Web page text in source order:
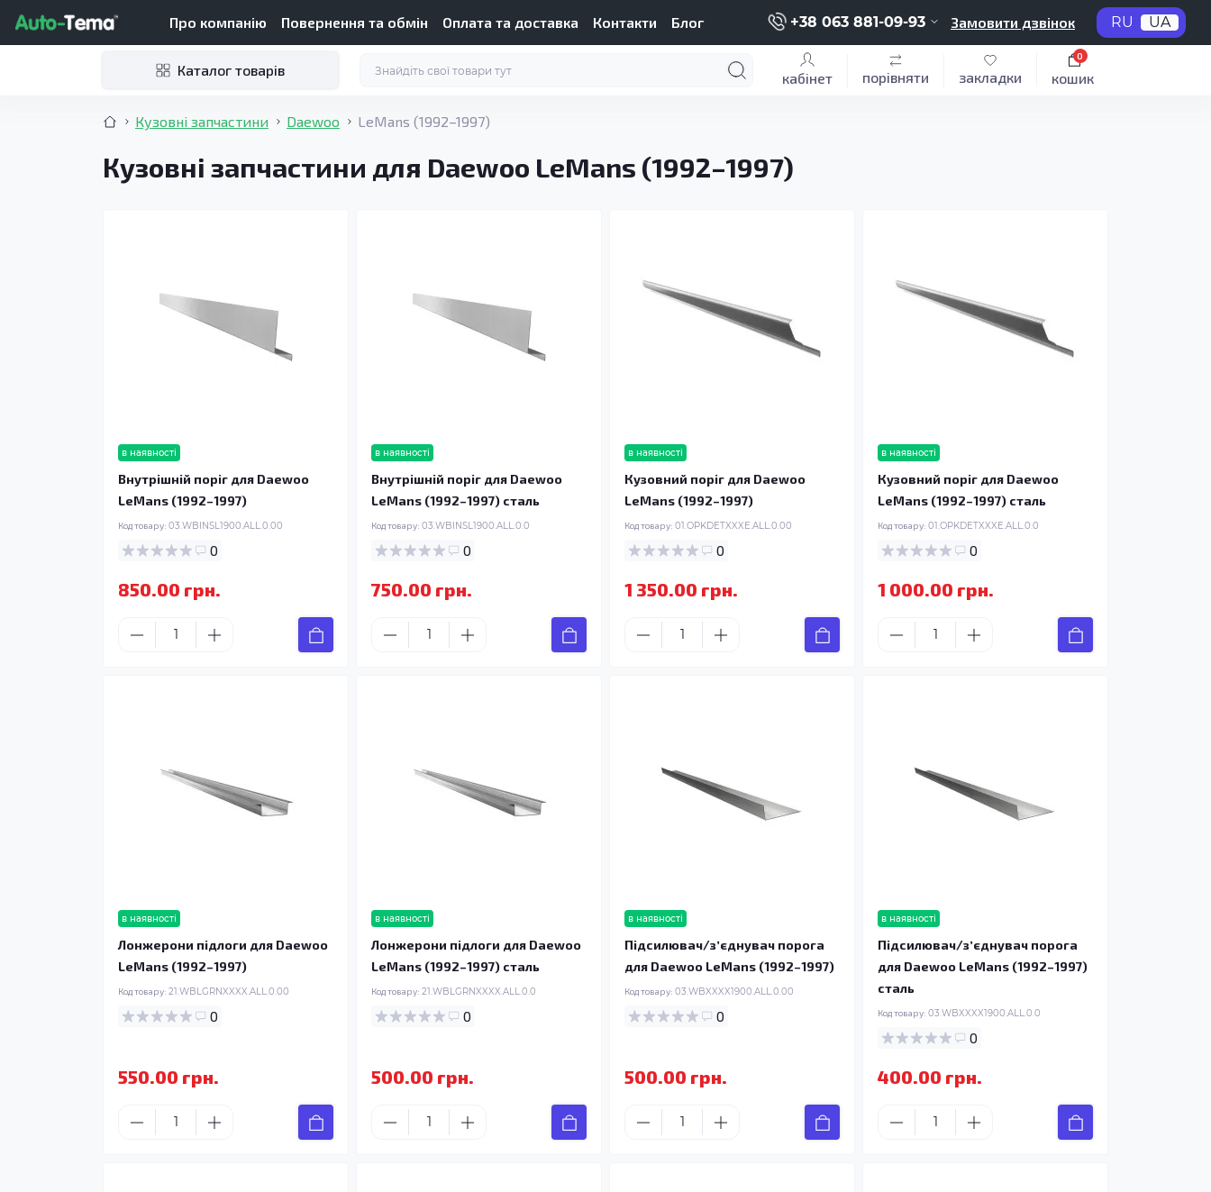
Про компанію Повернення та обмін Оплата та доставка Контакти Блог +38 063 881-09-93 Замовити дзвінок RU UA
Каталог товарів кабінет порівняти закладки кошик
0
Кузовні запчастини Daewoo LeMans (1992–1997)
Кузовні запчастини для Daewoo LeMans (1992–1997)
в наявності
Внутрішній поріг для Daewoo
LeMans (1992–1997)
Код товару: 03.WBINSL1900.ALL.0.00
0
850.00 грн.
в наявності
Внутрішній поріг для Daewoo
LeMans (1992–1997) сталь
Код товару: 03.WBINSL1900.ALL.0.0
0
750.00 грн.
в наявності
Кузовний поріг для Daewoo
LeMans (1992–1997)
Код товару: 01.OPKDETXXXE.ALL.0.00
0
1 350.00 грн.
в наявності
Кузовний поріг для Daewoo
LeMans (1992–1997) сталь
Код товару: 01.OPKDETXXXE.ALL.0.0
0
1 000.00 грн.
в наявності
Лонжерони підлоги для Daewoo
LeMans (1992–1997)
Код товару: 21.WBLGRNXXXX.ALL.0.00
0
550.00 грн.
в наявності
Лонжерони підлоги для Daewoo
LeMans (1992–1997) сталь
Код товару: 21.WBLGRNXXXX.ALL.0.0
0
500.00 грн.
в наявності
Підсилювач/зʼєднувач порога
для Daewoo LeMans (1992–1997)
Код товару: 03.WBXXXX1900.ALL.0.00
0
500.00 грн.
в наявності
Підсилювач/зʼєднувач порога
для Daewoo LeMans (1992–1997)
сталь
Код товару: 03.WBXXXX1900.ALL.0.0
0
400.00 грн.